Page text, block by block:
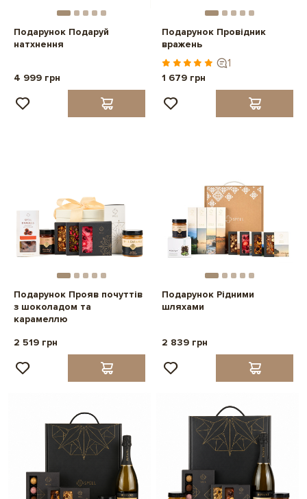
Подарунок Подаруй
натхнення
4 999 грн
Подарунок Провідник
вражень
1
1 679 грн
Подарунок Прояв почуттів
з шоколадом та
карамеллю
2 519 грн
Подарунок Рідними
шляхами
2 839 грн